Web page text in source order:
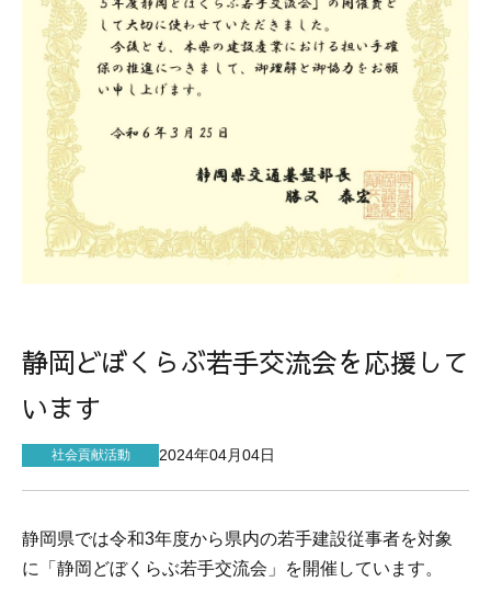
静岡どぼくらぶ若手交流会を応援して
います
社会貢献活動 2024年04月04日
静岡県では令和3年度から県内の若手建設従事者を対象
に「静岡どぼくらぶ若手交流会」を開催しています。